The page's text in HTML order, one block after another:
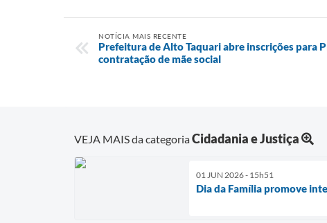
NOTÍCIA MAIS RECENTE
Prefeitura de Alto Taquari abre inscrições para
contratação de mãe social
VEJA MAIS da categoriaCidadania e Justiça
01 JUN 2026 - 15h51
Dia da Família promove